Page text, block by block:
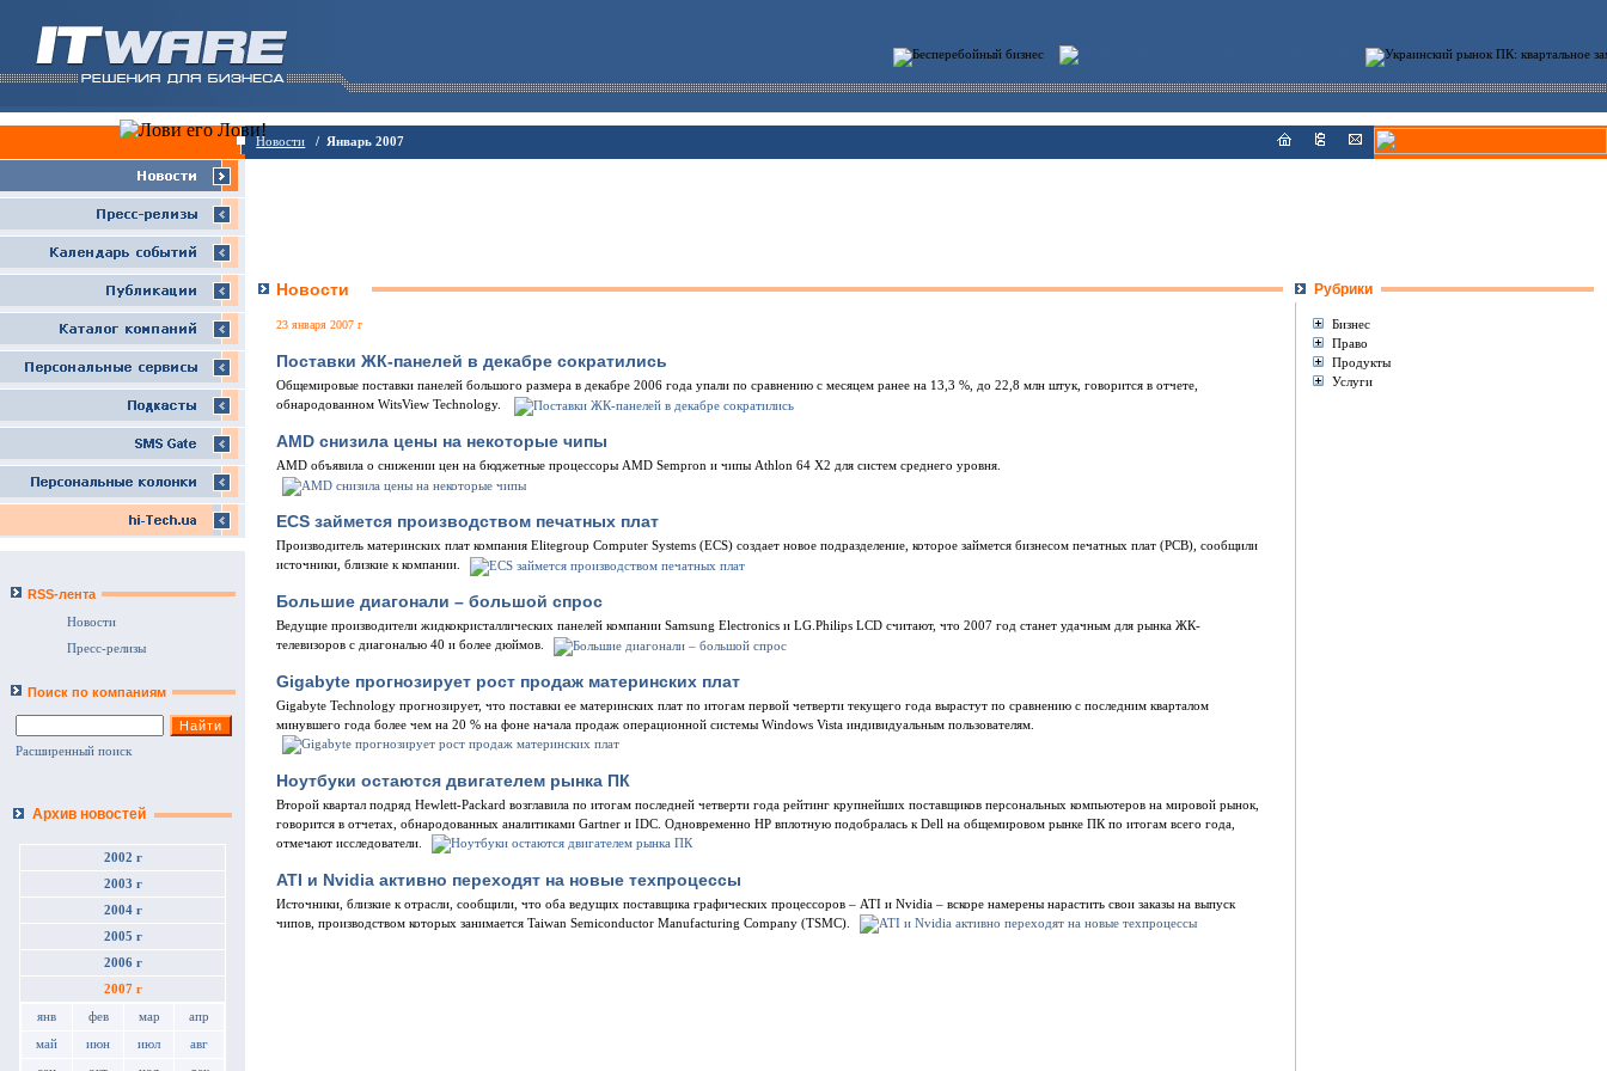
Новости / Январь 2007
RSS-лента
Новости
Пресс-релизы
Поиск по компаниям
Расширенный поиск
Архив новостей
2002 г
2003 г
2004 г
2005 г
2006 г
2007 г
янв фев мар апр
май июн июл авг
Новости Рубрики
Бизнес
Право
Продукты
Услуги
23 января 2007 г
Поставки ЖК-панелей в декабре сократились
Общемировые поставки панелей большого размера в декабре 2006 года упали по сравнению с месяцем ранее на 13,3 %, до 22,8 млн штук, говорится в отчете,
обнародованном WitsView Technology.
AMD снизила цены на некоторые чипы
AMD объявила о снижении цен на бюджетные процессоры AMD Sempron и чипы Athlon 64 X2 для систем среднего уровня.
ECS займется производством печатных плат
Производитель материнских плат компания Elitegroup Computer Systems (ECS) создает новое подразделение, которое займется бизнесом печатных плат (PCB), сообщили
источники, близкие к компании.
Большие диагонали – большой спрос
Ведущие производители жидкокристаллических панелей компании Samsung Electronics и LG.Philips LCD считают, что 2007 год станет удачным для рынка ЖК-
телевизоров с диагональю 40 и более дюймов.
Gigabyte прогнозирует рост продаж материнских плат
Gigabyte Technology прогнозирует, что поставки ее материнских плат по итогам первой четверти текущего года вырастут по сравнению с последним кварталом
минувшего года более чем на 20 % на фоне начала продаж операционной системы Windows Vista индивидуальным пользователям.
Ноутбуки остаются двигателем рынка ПК
Второй квартал подряд Hewlett-Packard возглавила по итогам последней четверти года рейтинг крупнейших поставщиков персональных компьютеров на мировой рынок,
говорится в отчетах, обнародованных аналитиками Gartner и IDC. Одновременно НР вплотную подобралась к Dell на общемировом рынке ПК по итогам всего года,
отмечают исследователи.
ATI и Nvidia активно переходят на новые техпроцессы
Источники, близкие к отрасли, сообщили, что оба ведущих поставщика графических процессоров – ATI и Nvidia – вскоре намерены нарастить свои заказы на выпуск
чипов, производством которых занимается Taiwan Semiconductor Manufacturing Company (TSMC).